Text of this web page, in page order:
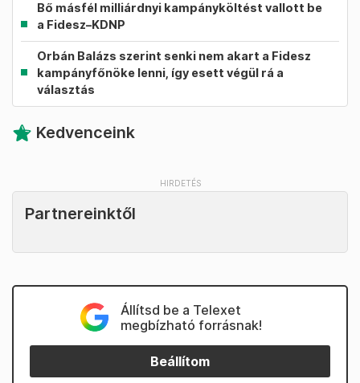
Bő másfél milliárdnyi kampányköltést vallott be
a Fidesz–KDNP
Orbán Balázs szerint senki nem akart a Fidesz
kampányfőnöke lenni, így esett végül rá a
választás
Kedvenceink
Partnereinktől
Állítsd be a Telexet
megbízható forrásnak!
Beállítom